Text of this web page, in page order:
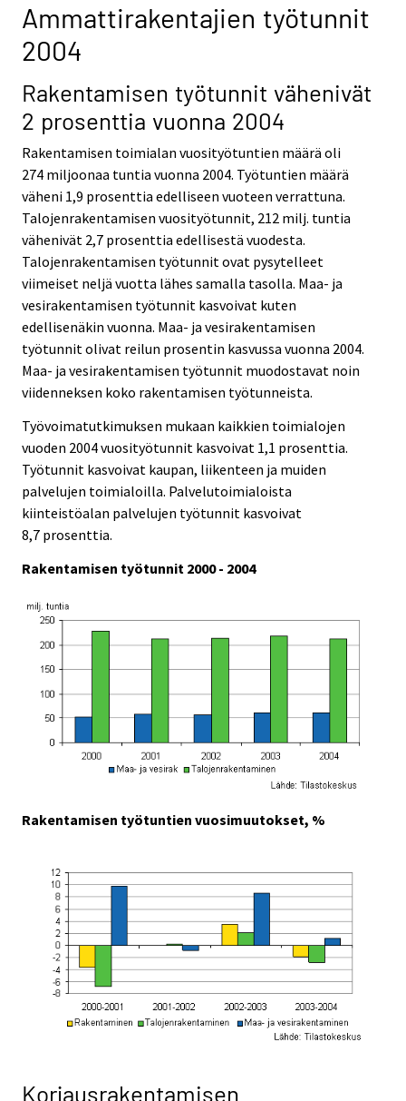
Ammattirakentajien työtunnit
2004
Rakentamisen työtunnit vähenivät
2 prosenttia vuonna 2004
Rakentamisen toimialan vuosityötuntien määrä oli
274 miljoonaa tuntia vuonna 2004. Työtuntien määrä
väheni 1,9 prosenttia edelliseen vuoteen verrattuna.
Talojenrakentamisen vuosityötunnit, 212 milj. tuntia
vähenivät 2,7 prosenttia edellisestä vuodesta.
Talojenrakentamisen työtunnit ovat pysytelleet
viimeiset neljä vuotta lähes samalla tasolla. Maa- ja
vesirakentamisen työtunnit kasvoivat kuten
edellisenäkin vuonna. Maa- ja vesirakentamisen
työtunnit olivat reilun prosentin kasvussa vuonna 2004.
Maa- ja vesirakentamisen työtunnit muodostavat noin
viidenneksen koko rakentamisen työtunneista.
Työvoimatutkimuksen mukaan kaikkien toimialojen
vuoden 2004 vuosityötunnit kasvoivat 1,1 prosenttia.
Työtunnit kasvoivat kaupan, liikenteen ja muiden
palvelujen toimialoilla. Palvelutoimialoista
kiinteistöalan palvelujen työtunnit kasvoivat
8,7 prosenttia.
Rakentamisen työtunnit 2000 - 2004
Rakentamisen työtuntien vuosimuutokset, %
Korjausrakentamisen